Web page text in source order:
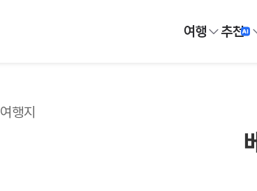
여행 추천
여행지